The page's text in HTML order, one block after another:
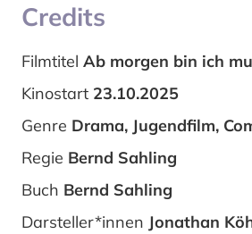
Credits
Filmtitel Ab morgen bin ich
Kinostart 23.10.2025
Genre Drama, Jugendfilm,
Regie Bernd Sahling
Buch Bernd Sahling
Darsteller*innen Jonathan